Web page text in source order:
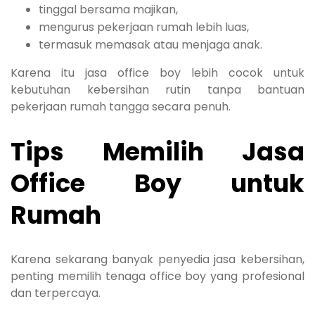
tinggal bersama majikan,
mengurus pekerjaan rumah lebih luas,
termasuk memasak atau menjaga anak.
Karena itu jasa office boy lebih cocok untuk
kebutuhan kebersihan rutin tanpa bantuan
pekerjaan rumah tangga secara penuh.
Tips Memilih Jasa
Office Boy untuk
Rumah
Karena sekarang banyak penyedia jasa kebersihan,
penting memilih tenaga office boy yang profesional
dan terpercaya.